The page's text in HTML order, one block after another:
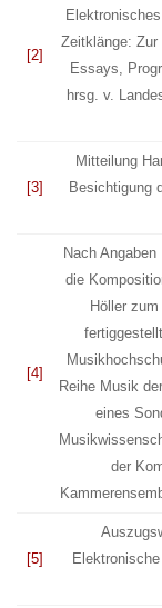
[2]
Zeitklänge: Zur
Essays,
hrsg. v.
[3]
Mitteilung
Besichtigung
[4]
Nach
die
Höller
Reihe Musik
eines
der
[5]